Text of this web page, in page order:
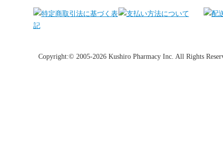
Copyright:© 2005-2026 Kushiro Pharmacy Inc. All Rights